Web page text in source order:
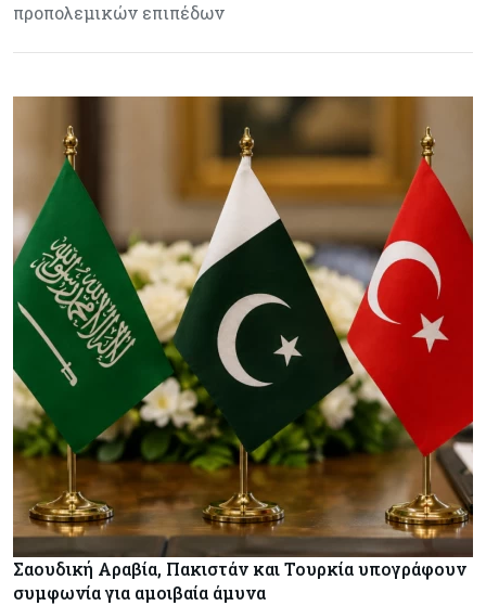
προπολεμικών επιπέδων
Σαουδική Αραβία, Πακιστάν και Τουρκία υπογράφουν
συμφωνία για αμοιβαία άμυνα